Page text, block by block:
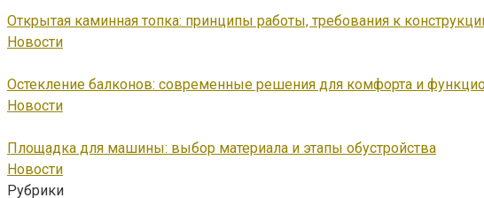
Открытая каминная топка: принципы работы, требования к
Новости
Остекление балконов: современные решения для комфорта и
Новости
Площадка для машины: выбор материала и этапы обустройства
Новости
Рубрики